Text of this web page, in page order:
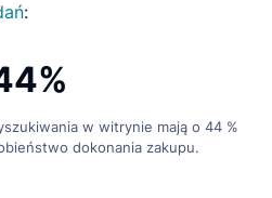
:
w witrynie mają o 44 %
dokonania zakupu.